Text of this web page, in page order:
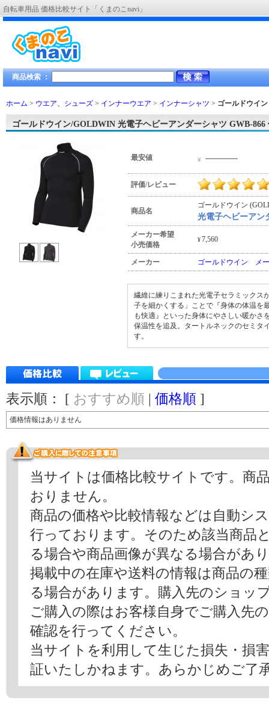
自転車用品 価格比較サイト「くまのこnavi」
商品検索 ：
ホーム > ウエア、シューズ > インナーウエア > インナーシャツ > ゴールドウイ
ゴールドウイン/GOLDWIN 光電子ヘビーアンダーシャツ GWB-866
最安値 ¥ ―――
評価/レビュー
商品名
ゴールドウイン
光電子ヘビーアン
メーカー希望
小売価格
¥7,560
メーカー ゴールドウイン メ
繊維に練りこまれた光電子セラミックス
子を細かくする」ことで『身体の体温を
も快適』といった身体にやさしい暖かさ
保温性を追及。タートルネックのセミタ
す。
表示順： [ おすすめ順 | 価格順 ]
価格情報はありません
当サイトは価格比較サイトです。商
おりません。
商品の価格や比較情報などは自動シ
行っております。そのため該当商品
る場合や商品画像が異なる場合があ
掲載中の在庫や送料の情報は商品の
る場合があります。購入先のショッ
ご購入の際はお客様自身でご購入先
確認を行ってください。
当サイトを利用して生じた損失・損
証いたしかねます。あらかじめご了